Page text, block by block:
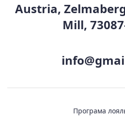
Austria,
Mill,
Програма